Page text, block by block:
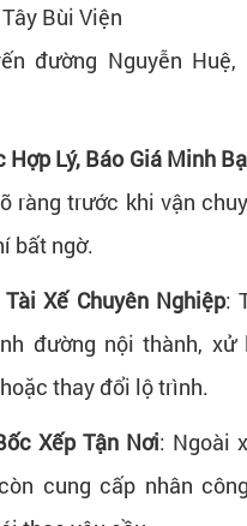
Bùi Viện
đường Nguyễn
Hợp Lý, Báo Giá Minh
ràng trước khi vận
bất ngờ.
Xế Chuyên Nghiệp:
đường nội thành,
thay đổi lộ trình.
Xếp Tận Nơi: Ngoài
cung cấp nhân